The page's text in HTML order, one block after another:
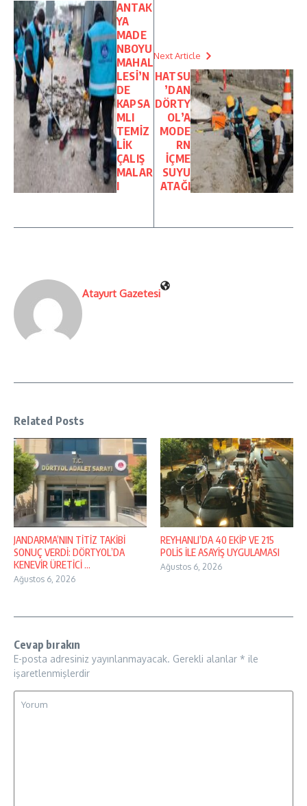
ANTAK
YA
MADE
NBOYU
MAHAL
LESİ’N
DE
KAPSA
MLI
TEMİZ
LİK
ÇALIŞ
MALAR
I
Next Article
HATSU
’DAN
DÖRTY
OL’A
MODE
RN
İÇME
SUYU
ATAĞI
Atayurt Gazetesi
Related Posts
JANDARMA’NIN TİTİZ TAKİBİ
SONUÇ VERDİ: DÖRTYOL’DA
KENEVİR ÜRETİCİ ...
Ağustos 6, 2026
REYHANLI’DA 40 EKİP VE 215
POLİS İLE ASAYİŞ UYGULAMASI
Ağustos 6, 2026
Cevap bırakın
E-posta adresiniz yayınlanmayacak. Gerekli alanlar * ile
işaretlenmişlerdir